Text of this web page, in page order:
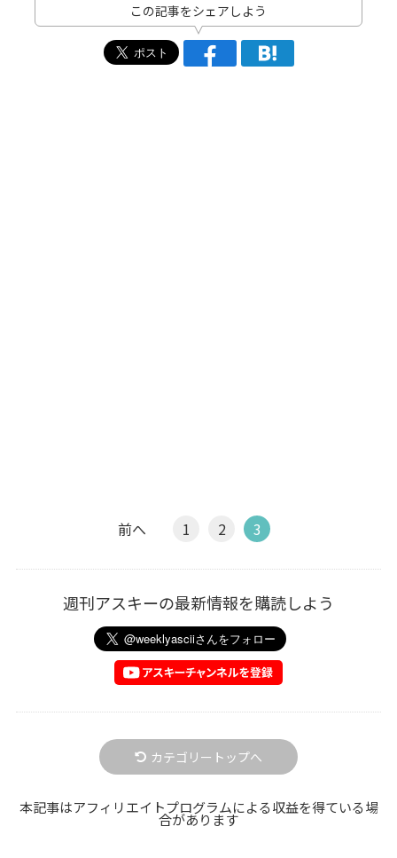
この記事をシェアしよう
前へ 1 2 3
週刊アスキーの最新情報を購読しよう
カテゴリートップへ
本記事はアフィリエイトプログラムによる収益を得ている場
合があります